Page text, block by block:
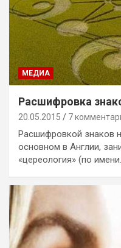
МЕДИА
Расшифровка
20.05.2015 7
Расшифровкой знаков
основном в Англии,
«цереология» (по